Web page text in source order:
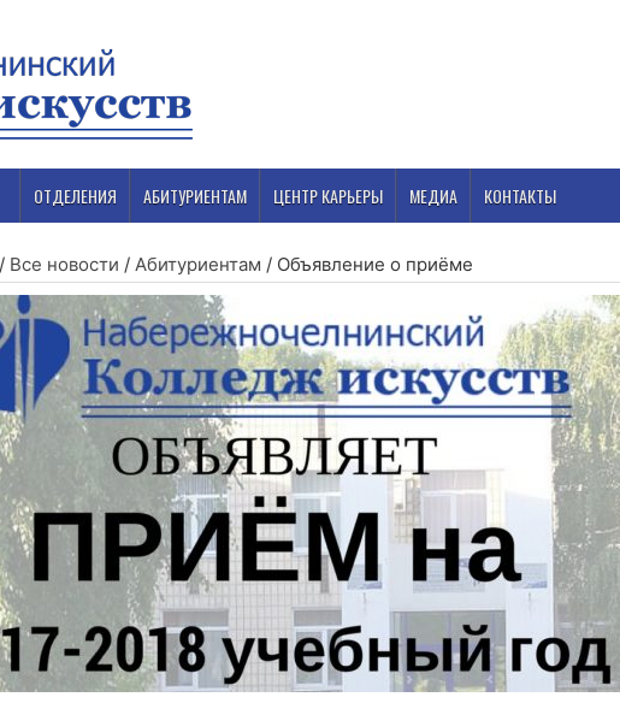
ОТДЕЛЕНИЯ АБИТУРИЕНТАМ ЦЕНТР КАРЬЕРЫ МЕДИА КОНТАКТЫ
/ Все новости / Абитуриентам / Объявление о приёме